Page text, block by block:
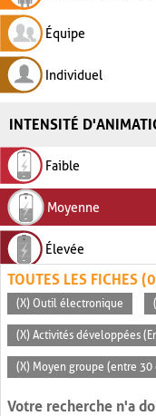
Équipe
Individuel
INTENSITÉ
Faible
Moyenne
Élevée
TOUTES LES FICHES
(X) Outil électronique
(X) Activités développées
(X) Moyen groupe (entre 30
Votre recherche n'a